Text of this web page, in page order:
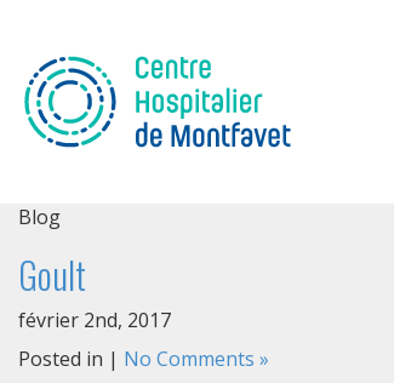
Blog
Goult
février 2nd, 2017
Posted in | No Comments »